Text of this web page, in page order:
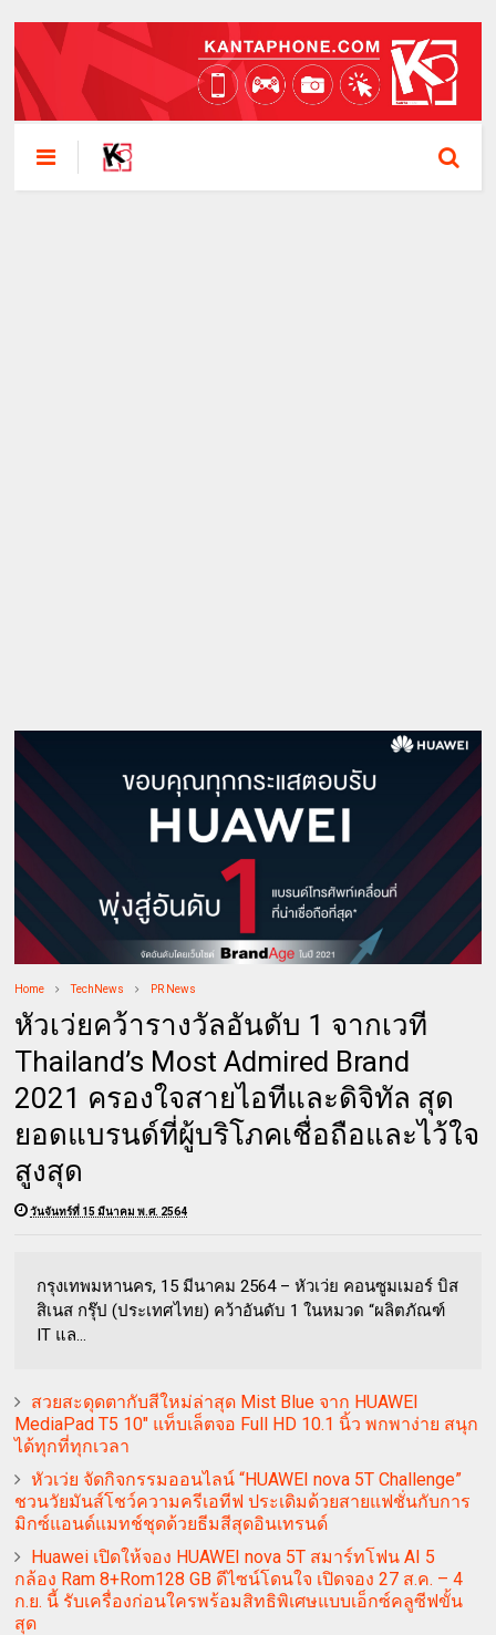
Home TechNews PR News
หัวเว่ยคว้ารางวัลอันดับ 1 จากเวที
Thailand’s Most Admired Brand
2021 ครองใจสายไอทีและดิจิทัล สุด
ยอดแบรนด์ที่ผู้บริโภคเชื่อถือและไว้ใจ
สูงสุด
วันจันทร์ที่ 15 มีนาคม พ.ศ. 2564
กรุงเทพมหานคร, 15 มีนาคม 2564 – หัวเว่ย คอนซูมเมอร์ บิส
สิเนส กรุ๊ป (ประเทศไทย) คว้าอันดับ 1 ในหมวด “ผลิตภัณฑ์
IT แล...
สวยสะดุดตากับสีใหม่ล่าสุด Mist Blue จาก HUAWEI
MediaPad T5 10" แท็บเล็ตจอ Full HD 10.1 นิ้ว พกพาง่าย สนุก
ได้ทุกที่ทุกเวลา
หัวเว่ย จัดกิจกรรมออนไลน์ “HUAWEI nova 5T Challenge”
ชวนวัยมันส์โชว์ความครีเอทีฟ ประเดิมด้วยสายแฟชั่นกับการ
มิกซ์แอนด์แมทช์ชุดด้วยธีมสีสุดอินเทรนด์
Huawei เปิดให้จอง HUAWEI nova 5T สมาร์ทโฟน AI 5
กล้อง Ram 8+Rom128 GB ดีไซน์โดนใจ เปิดจอง 27 ส.ค. – 4
ก.ย. นี้ รับเครื่องก่อนใครพร้อมสิทธิพิเศษแบบเอ็กซ์คลูซีฟขั้น
สุด